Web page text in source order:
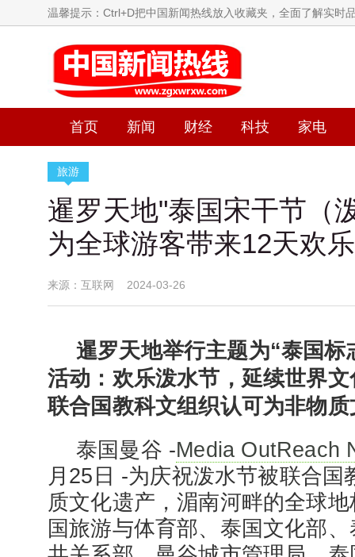
温馨提示：Ctrl+D把中国新闻热线放入收藏夹，全面了解实时
首页 新闻 财经 科技 家电
旅游
暹罗天地"泰国宋干节（
为全球游客带来12天欢乐
来源：互联网 2024-03-26
暹罗天地举行主题为“泰国标
活动：欢乐泼水节，延续世界
联合国教科文组织认可为非物
泰国曼谷 -Media OutReach
月25日 -为庆祝泼水节被联合国
质文化遗产，湄南河畔的全球
国旅游与体育部、泰国文化部